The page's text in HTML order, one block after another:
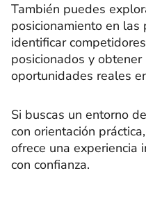
También puedes
posicionamiento en
identificar
posicionados y
oportunidades reales
Si buscas un entorno
con orientación
ofrece una experiencia
con confianza.